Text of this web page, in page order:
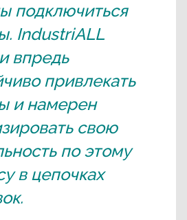
подключиться
IndustriALL
впредь
привлекать
и намерен
свою
по этому
в цепочках